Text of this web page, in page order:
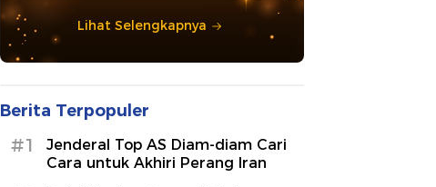
Lihat Selengkapnya
Berita Terpopuler
#1
Jenderal Top AS Diam-diam Cari
Cara untuk Akhiri Perang Iran